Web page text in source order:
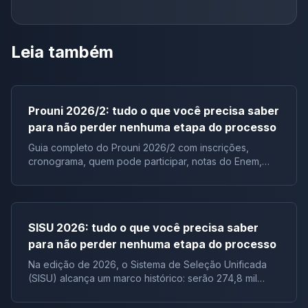
Leia também
Prouni 2026/2: tudo o que você precisa saber
para não perder nenhuma etapa do processo
Guia completo do Prouni 2026/2 com inscrições,
cronograma, quem pode participar, notas do Enem,
SISU 2026: tudo o que você precisa saber
para não perder nenhuma etapa do processo
Na edição de 2026, o Sistema de Seleção Unificada
(SISU) alcança um marco histórico: serão 274,8 mil